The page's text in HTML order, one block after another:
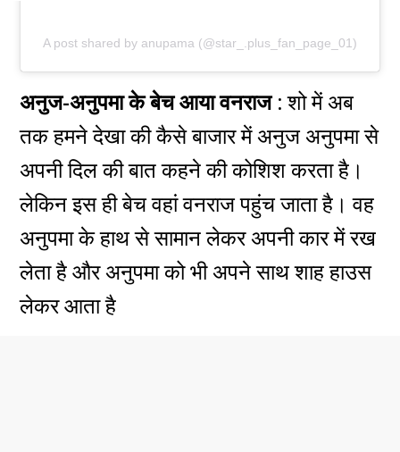
A post shared by anupama (@star_.plus_fan_page_01)
अनुज-अनुपमा के बेच आया वनराज :शो में अब
तक हमने देखा की कैसे बाजार में अनुज अनुपमा से
अपनी दिल की बात कहने की कोशिश करता है।
लेकिन इस ही बेच वहां वनराज पहुंच जाता है। वह
अनुपमा के हाथ से सामान लेकर अपनी कार में रख
लेता है और अनुपमा को भी अपने साथ शाह हाउस
लेकर आता है